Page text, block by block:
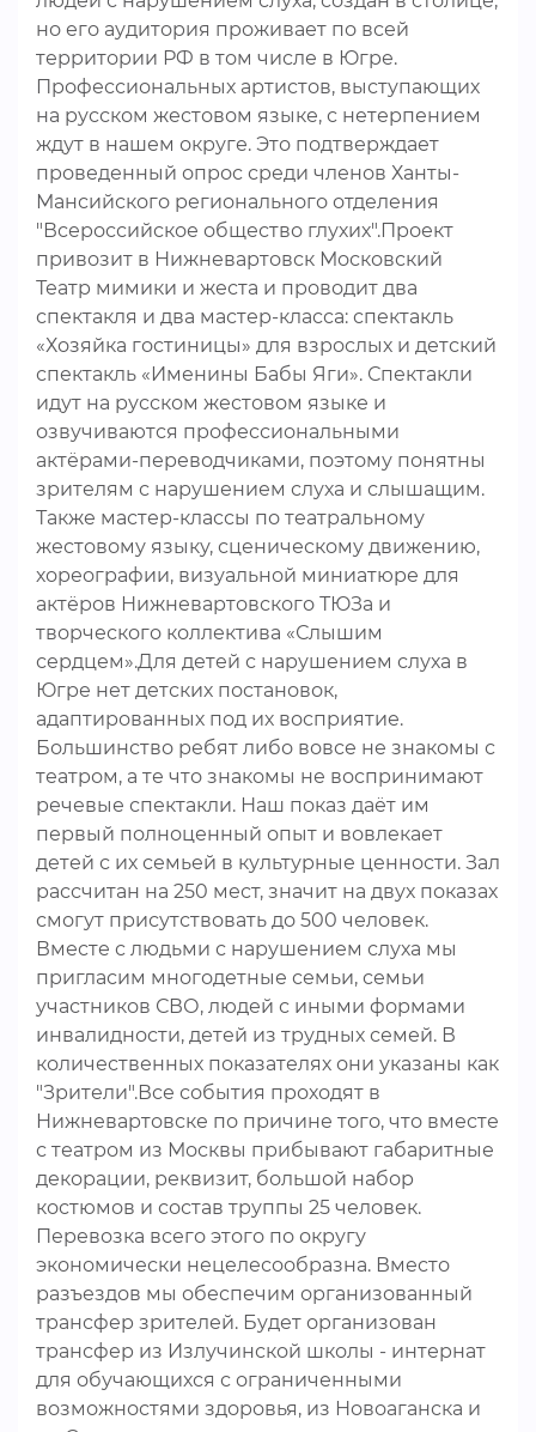
но его аудитория проживает по всей
территории РФ в том числе в Югре.
Профессиональных артистов, выступающих
на русском жестовом языке, с нетерпением
ждут в нашем округе. Это подтверждает
проведенный опрос среди членов Ханты-
Мансийского регионального отделения
"Всероссийское общество глухих".Проект
привозит в Нижневартовск Московский
Театр мимики и жеста и проводит два
спектакля и два мастер-класса: спектакль
«Хозяйка гостиницы» для взрослых и детский
спектакль «Именины Бабы Яги». Спектакли
идут на русском жестовом языке и
озвучиваются профессиональными
актёрами-переводчиками, поэтому понятны
зрителям с нарушением слуха и слышащим.
Также мастер-классы по театральному
жестовому языку, сценическому движению,
хореографии, визуальной миниатюре для
актёров Нижневартовского ТЮЗа и
творческого коллектива «Слышим
сердцем».Для детей с нарушением слуха в
Югре нет детских постановок,
адаптированных под их восприятие.
Большинство ребят либо вовсе не знакомы с
театром, а те что знакомы не воспринимают
речевые спектакли. Наш показ даёт им
первый полноценный опыт и вовлекает
детей с их семьей в культурные ценности. Зал
рассчитан на 250 мест, значит на двух показах
смогут присутствовать до 500 человек.
Вместе с людьми с нарушением слуха мы
пригласим многодетные семьи, семьи
участников СВО, людей с иными формами
инвалидности, детей из трудных семей. В
количественных показателях они указаны как
"Зрители".Все события проходят в
Нижневартовске по причине того, что вместе
с театром из Москвы прибывают габаритные
декорации, реквизит, большой набор
костюмов и состав труппы 25 человек.
Перевозка всего этого по округу
экономически нецелесообразна. Вместо
разъездов мы обеспечим организованный
трансфер зрителей. Будет организован
трансфер из Излучинской школы - интернат
для обучающихся с ограниченными
возможностями здоровья, из Новоаганска и